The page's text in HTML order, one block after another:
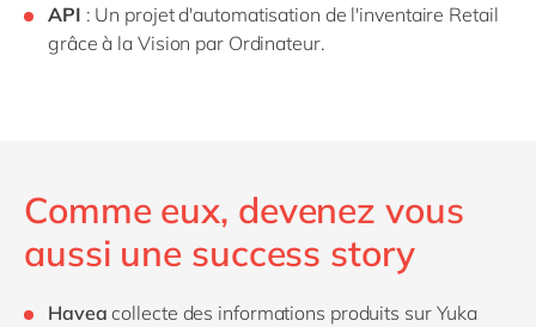
API : Un projet d'automatisation de l'inventaire Retail
grâce à la Vision par Ordinateur.
Comme eux, devenez vous
aussi une success story
Haveacollecte des informations produits sur Yuka